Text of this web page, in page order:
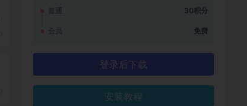
普通 30积分
会员 免费
登录后下载
安装教程